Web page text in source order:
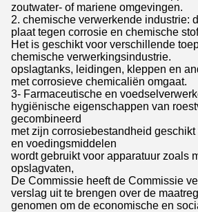
zoutwater- of mariene omgevingen.
2. chemische verwerkende industrie:
plaat tegen corrosie en chemische
Het is geschikt voor verschillende
chemische verwerkingsindustrie.
opslagtanks, leidingen, kleppen en
met corrosieve chemicaliën omgaat.
3- Farmaceutische en
hygiënische eigenschappen van
gecombineerd
met zijn corrosiebestandheid
en voedingsmiddelen
wordt gebruikt voor apparatuur zoals
opslagvaten,
De Commissie heeft de Commissie
verslag uit te brengen over de
genomen om de economische en